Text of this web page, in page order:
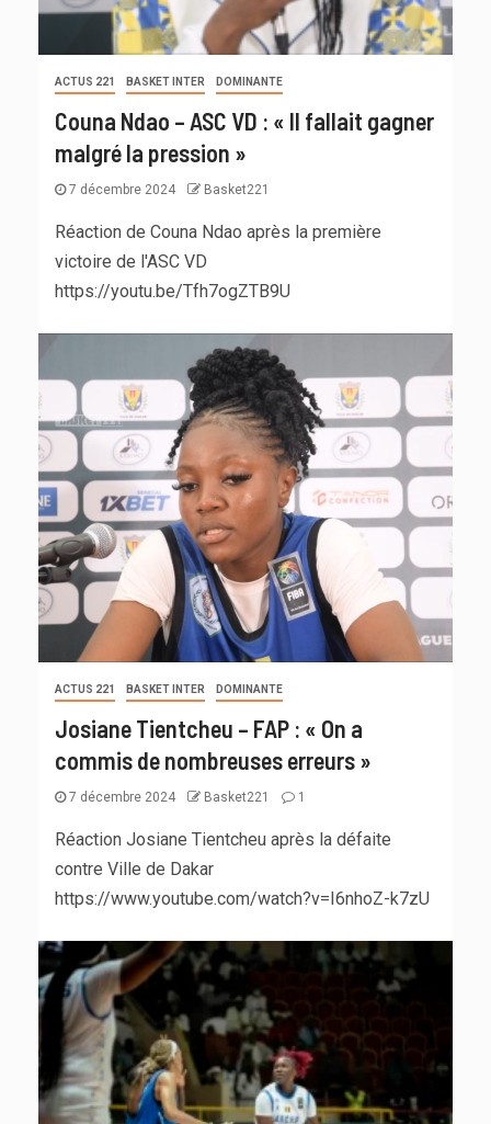
ACTUS 221 BASKET INTER DOMINANTE
Couna Ndao – ASC VD : « Il fallait gagner
malgré la pression »
7 décembre 2024 Basket221
Réaction de Couna Ndao après la première
victoire de l'ASC VD
https://youtu.be/Tfh7ogZTB9U
ACTUS 221 BASKET INTER DOMINANTE
Josiane Tientcheu – FAP : « On a
commis de nombreuses erreurs »
7 décembre 2024 Basket221 1
Réaction Josiane Tientcheu après la défaite
contre Ville de Dakar
https://www.youtube.com/watch?v=I6nhoZ-k7zU